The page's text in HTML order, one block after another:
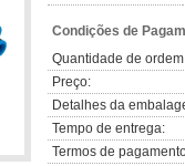
Condições de
Quantidade de
Preço:
Detalhes da
Tempo de entrega:
Termos de